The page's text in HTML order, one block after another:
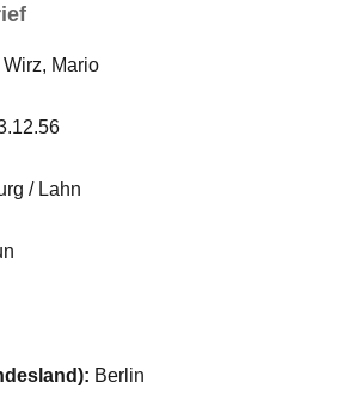
Wirz, Mario
/ Lahn
Berlin